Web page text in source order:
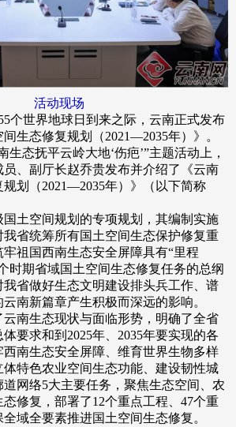
活动现场
个世界地球日到来之际，云南正式发布
生态修复规划（2021—2035年）》。
生态抚平云岭大地‘伤疤’”主题活动上，
、副厅长赵乔贵发布并介绍了《云南
划（2021—2035年）》（以下简称
国土空间规划的专项规划，其编制实施
省统筹所有国土空间生态保护修复重
祖国西南生态安全屏障具有“里程
时期省域国土空间生态修复任务的总纲
省做好生态文明建设排头兵工作、谱
南新篇章产生积极而深远的影响。
云南生态现状与面临形势，明确了全省
要求和到2025年、2035年要实现的各
南生态安全屏障、维育世界生物多样
特色农业空间生态功能、建设韧性城
网络5大主要任务，聚焦生态空间、农
修复，部署了12个重点工程、47个重
域全要素推进国土空间生态修复。